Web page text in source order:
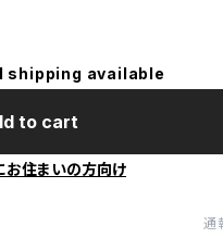
shipping available
to cart
お住まいの方向け
通